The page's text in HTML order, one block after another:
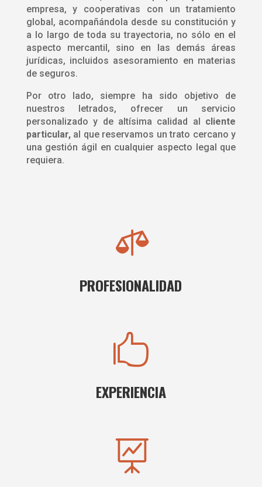
empresa, y cooperativas con un tratamiento
global, acompañándola desde su constitución y
a lo largo de toda su trayectoria, no sólo en el
aspecto mercantil, sino en las demás áreas
jurídicas, incluidos asesoramiento en materias
de seguros.
Por otro lado, siempre ha sido objetivo de
nuestros letrados, ofrecer un servicio
personalizado y de altísima calidad al cliente
particular,al que reservamos un trato cercano y
una gestión ágil en cualquier aspecto legal que
requiera.

PROFESIONALIDAD

EXPERIENCIA
